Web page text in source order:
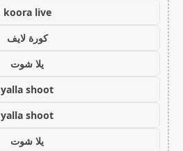
koora live
كورة لايف
يلا شوت
yalla shoot
yalla shoot
يلا شوت